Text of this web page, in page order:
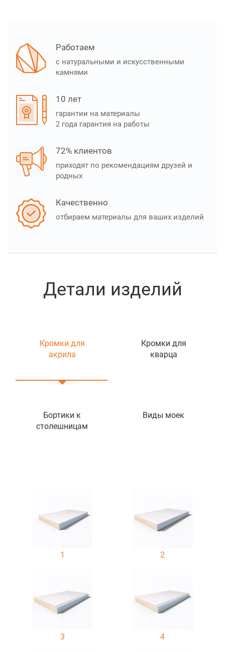
Работаем
с натуральными и искусственными
камнями
10 лет
гарантии на материалы
2 года гарантия на работы
72% клиентов
приходят по рекомендациям друзей и
родных
Качественно
отбираем материалы для ваших изделий
Детали изделий
Кромки для
акрила
Кромки для
кварца
Бортики к
столешницам
Виды моек
1 2
3 4